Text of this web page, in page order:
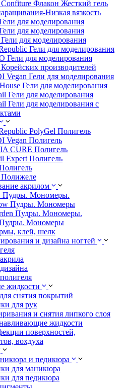
Флакон Жесткий гель
Низкая вязкость
для моделирования
для моделирования
для моделирования
Гели для моделирования
Гели для моделирования
производителей
Vegan Гели для моделирования
Гели для моделирования
Гели для моделирования
Гели для моделирования с
PolyGel Полигель
Vegan Полигель
CURE Полигель
Expert Полигель
акрилом
Пудры. Мономеры.
Пудры. Мономеры
Пудры. Мономеры.
Мономеры
клей, шелк
и дизайна ногтей
жидкости
снятия покрытий
для рук
и снятия липкого слоя
жидкости
поверхностей,
вохдуха
и педикюра
для маникюра
для педикюра